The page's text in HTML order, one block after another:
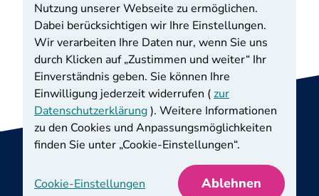
Zur Termine-Übersicht
AGB
BarrierefreiheitCookie-Dialog
Nutzung unserer Webseite zu ermöglichen.
Dabei berücksichtigen wir Ihre Einstellungen.
Wir verarbeiten Ihre Daten nur, wenn Sie uns
durch Klicken auf „Zustimmen und weiter“ Ihr
Einverständnis geben. Sie können Ihre
Einwilligung jederzeit widerrufen (zur
Datenschutzerklärung). Weitere Informationen
zu den Cookies und Anpassungsmöglichkeiten
finden Sie unter „Cookie-Einstellungen“.
Cookie-Einstellungen Ablehnen